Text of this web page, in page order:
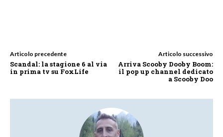
Articolo precedente
Scandal: la stagione 6 al via
in prima tv su FoxLife
Articolo successivo
Arriva Scooby Dooby Boom:
il pop up channel dedicato
a Scooby Doo